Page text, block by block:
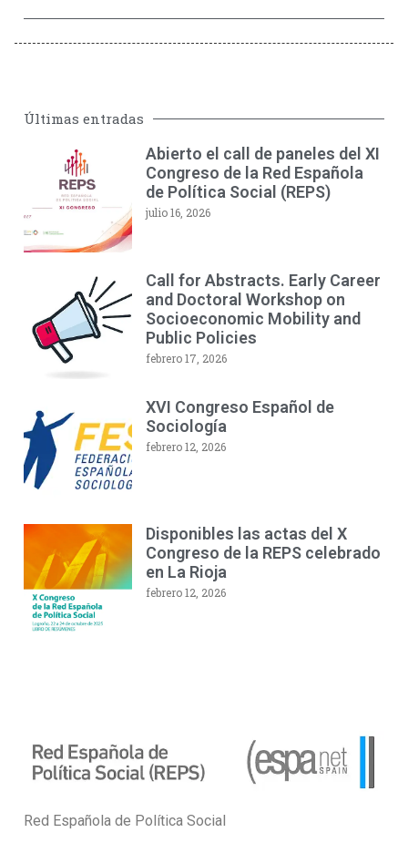
Últimas entradas
Abierto el call de paneles del XI
Congreso de la Red Española
de Política Social (REPS)
julio 16, 2026
Call for Abstracts. Early Career
and Doctoral Workshop on
Socioeconomic Mobility and
Public Policies
febrero 17, 2026
XVI Congreso Español de
Sociología
febrero 12, 2026
Disponibles las actas del X
Congreso de la REPS celebrado
en La Rioja
febrero 12, 2026
Red Española de Política Social